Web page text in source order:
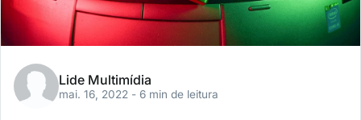
Lide Multimídia
mai. 16, 2022 - 6 min de leitura